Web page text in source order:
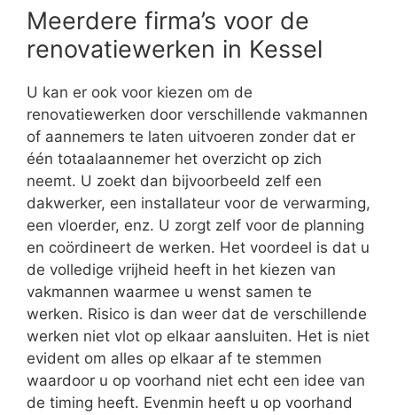
Meerdere firma’s voor de
renovatiewerken in Kessel
U kan er ook voor kiezen om de
renovatiewerken door verschillende vakmannen
of aannemers te laten uitvoeren zonder dat er
één totaalaannemer het overzicht op zich
neemt. U zoekt dan bijvoorbeeld zelf een
dakwerker, een installateur voor de verwarming,
een vloerder, enz. U zorgt zelf voor de planning
en coördineert de werken. Het voordeel is dat u
de volledige vrijheid heeft in het kiezen van
vakmannen waarmee u wenst samen te
werken. Risico is dan weer dat de verschillende
werken niet vlot op elkaar aansluiten. Het is niet
evident om alles op elkaar af te stemmen
waardoor u op voorhand niet echt een idee van
de timing heeft. Evenmin heeft u op voorhand